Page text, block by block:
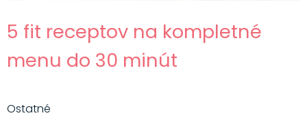
5 fit receptov na kompletné
menu do 30 minút
Ostatné